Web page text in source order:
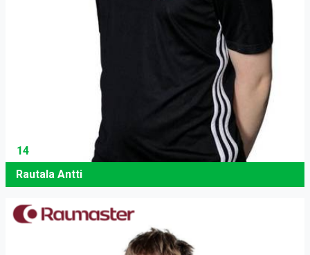
14
Rautala Antti